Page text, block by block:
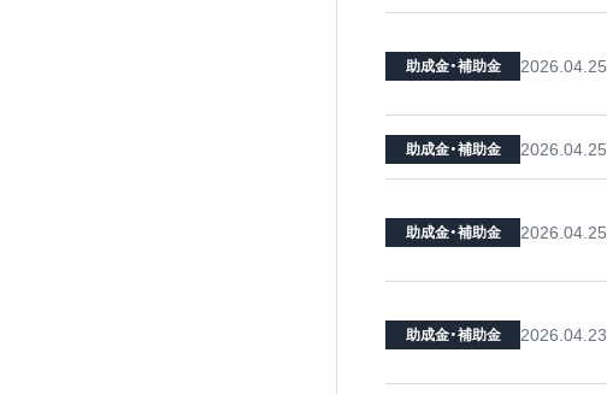
助成金・補助金 2026.04.25
助成金・補助金 2026.04.25
助成金・補助金 2026.04.25
助成金・補助金 2026.04.23